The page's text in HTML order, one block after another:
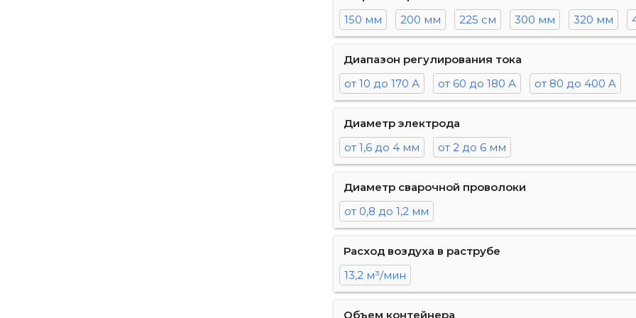
150 мм
200 мм 225 см 300 мм 320 мм
Диапазон регулирования тока
от 10 до 170 А
от 60 до 180 А от 80 до 400 A
Диаметр электрода
от 1,6 до 4 мм
от 2 до 6 мм
Диаметр сварочной проволоки
от 0,8 до 1,2 мм
Расход воздуха в раструбе
13,2 м³/мин
Объем контейнера